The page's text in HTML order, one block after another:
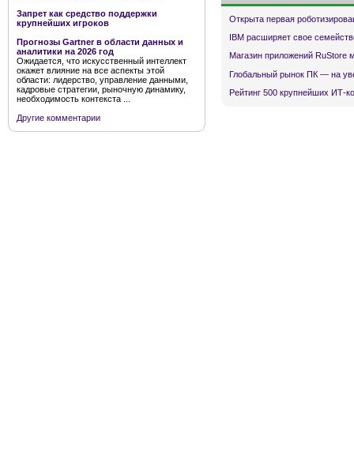
Запрет как средство поддержки
крупнейших игроков
Прогнозы Gartner в области данных и
аналитики на 2026 год
Ожидается, что искусственный интеллект
окажет влияние на все аспекты этой
области: лидерство, управление данными,
кадровые стратегии, рыночную динамику,
необходимость контекста ...
Другие комментарии
Открыта первая
IBM расширяет свое
Магазин приложений RuStore
Глобальный рынок ПК — на
Рейтинг 500 крупнейших ИТ-